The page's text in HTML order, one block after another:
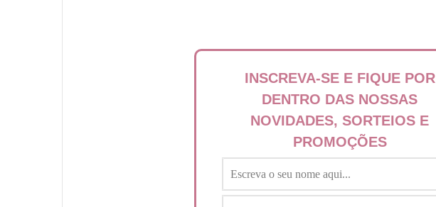
INSCREVA-SE E FIQUE POR
DENTRO DAS NOSSAS
NOVIDADES, SORTEIOS E
PROMOÇÕES